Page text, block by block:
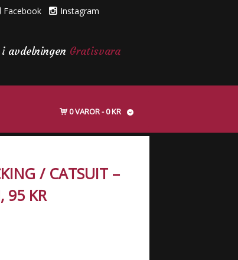
Facebook Instagram
avdelningen Gratisvara
0 VAROR 0 KR
/ CATSUIT –
95 KR